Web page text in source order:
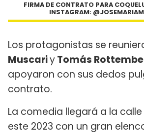
FIRMA DE CONTRATO PARA
INSTAGRAM:
Los protagonistas se
MuscariyTomás
apoyaron con sus dedos
contrato.
La comedia llegará a la calle
este 2023 con un gran